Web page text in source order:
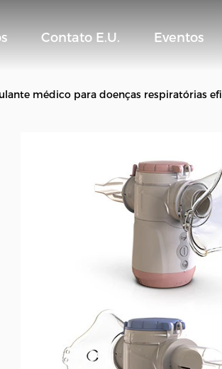
Contato E.U. Eventos
médico para doenças respiratórias